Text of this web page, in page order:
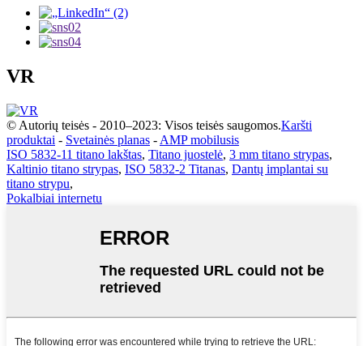
VR
© Autorių teisės - 2010–2023: Visos teisės saugomos.Karšti
produktai - Svetainės planas - AMP mobilusis
ISO 5832-11 titano lakštas, Titano juostelė, 3 mm titano strypas,
Kaltinio titano strypas, ISO 5832-2 Titanas, Dantų implantai su
titano strypu,
Pokalbiai internetu